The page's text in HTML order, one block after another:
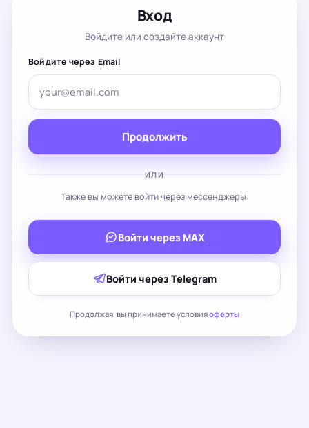
Вход
Войдите или создайте аккаунт
Войдите через Email
Продолжить
ИЛИ
Также вы можете войти через мессенджеры:
Войти через MAX
Войти через Telegram
Продолжая, вы принимаете условияоферты